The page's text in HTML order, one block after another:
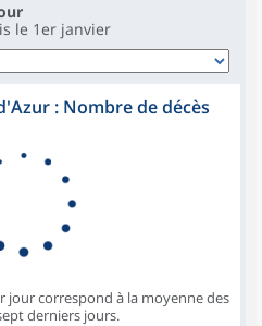
le 1er janvier
: Nombre de décès
jour correspond à la moyenne des
derniers jours.